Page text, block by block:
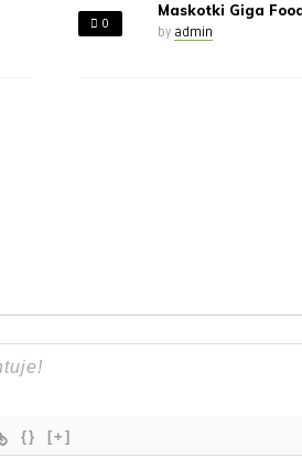
0
Maskotki Giga
by admin
{} [+]